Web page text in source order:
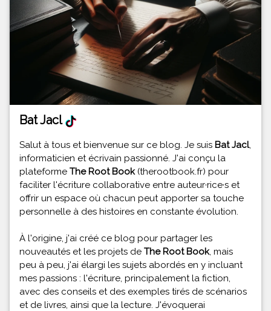
Bat Jacl
Salut à tous et bienvenue sur ce blog. Je suis Bat Jacl,
informaticien et écrivain passionné. J'ai conçu la
plateforme The Root Book(therootbook.fr) pour
faciliter l'écriture collaborative entre auteur·rice·s et
offrir un espace où chacun peut apporter sa touche
personnelle à des histoires en constante évolution.
À l'origine, j'ai créé ce blog pour partager les
nouveautés et les projets de The Root Book, mais
peu à peu, j'ai élargi les sujets abordés en y incluant
mes passions : l'écriture, principalement la fiction,
avec des conseils et des exemples tirés de scénarios
et de livres, ainsi que la lecture. J'évoquerai